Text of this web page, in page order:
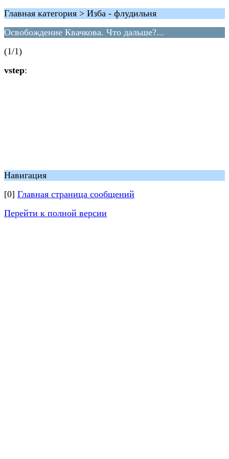
Главная категория > Изба - флудильня
Освобождение Квачкова. Что дальше?...
(1/1)
vstep:
Навигация
[0] Главная страница сообщений
Перейти к полной версии